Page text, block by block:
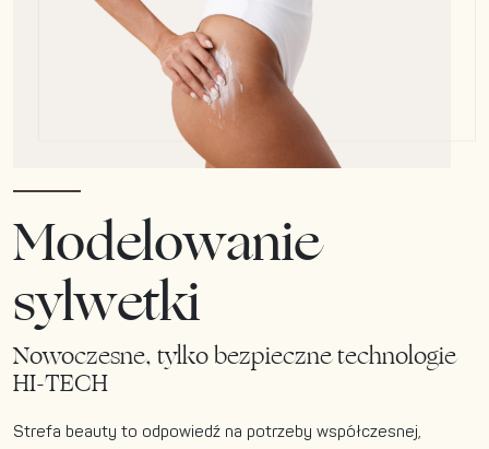
Modelowanie
sylwetki
Nowoczesne, tylko bezpieczne technologie
HI-TECH
Strefa beauty to odpowiedź na potrzeby współczesnej,